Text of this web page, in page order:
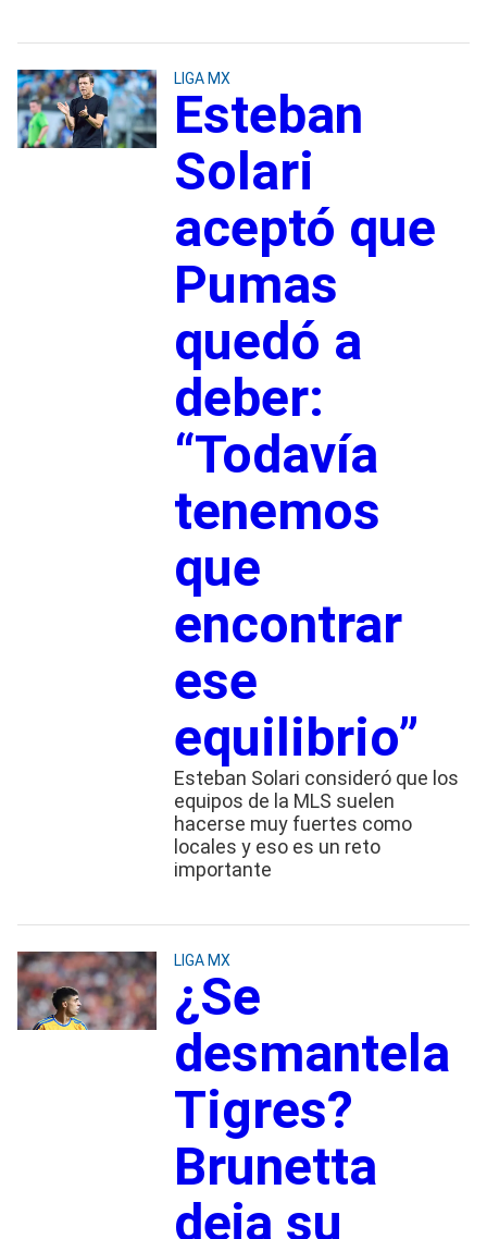
LIGA MX
Esteban
Solari
aceptó que
Pumas
quedó a
deber:
“Todavía
tenemos
que
encontrar
ese
equilibrio”
Esteban Solari consideró que los
equipos de la MLS suelen
hacerse muy fuertes como
locales y eso es un reto
importante
LIGA MX
¿Se
desmantela
Tigres?
Brunetta
deja su